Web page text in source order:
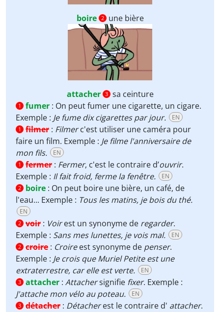
boire 2 une bière
attacher 3 sa ceinture
1 fumer : On peut fumer une cigarette, un cigare.
Exemple : Je fume dix cigarettes par jour. EN
1 filmer : Filmerc'est utiliser une caméra pour
faire un film. Exemple : Je filme l'anniversaire de
mon fils.
EN
1 fermer : Fermer, c'est le contraire d’ouvrir.
Exemple : Il fait froid, ferme la fenêtre. EN
2 boire : On peut boire une bière, un café, de
l'eau... Exemple : Tous les matins, je bois du thé.
EN
2 voir : Voirest un synonyme de regarder.
Exemple : Sans mes lunettes, je vois mal. EN
2 croire : Croireest synonyme de penser.
Exemple : Je crois que Muriel Petite est une
extraterrestre, car elle est verte.
EN
3 attacher : Attachersignifie fixer. Exemple :
J'attache mon vélo au poteau.
EN
3 détacher : Détacherest le contraire d' attacher.